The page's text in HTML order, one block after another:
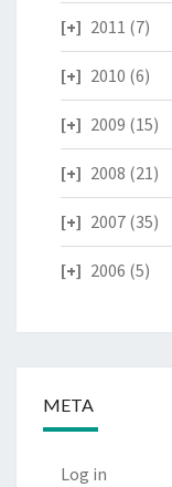
2011 (7)
2010 (6)
2009 (15)
2008 (21)
2007 (35)
2006 (5)
META
Log in